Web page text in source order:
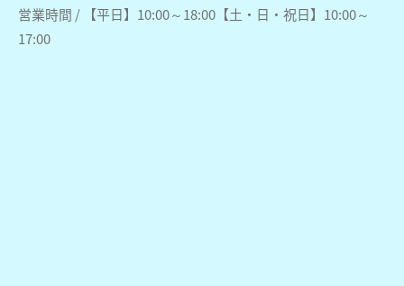
営業時間 / 【平日】10:00～18:00【土・日・祝日】10:00～
17:00